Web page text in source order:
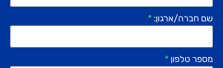
שם חברה/ארגון: *
מספר טלפון *